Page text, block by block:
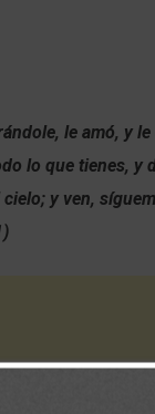
le amó, y
lo que tienes, y
y ven,